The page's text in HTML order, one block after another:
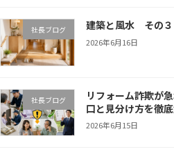
社長ブログ 建築と風水 その３
2026年6月16日
社長ブログ
リフォーム詐欺が
口と見分け方を徹
2026年6月15日